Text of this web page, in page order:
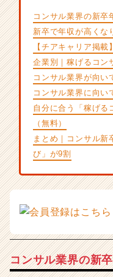
が
届
く
就
活
サ
イ
ト
ア
キ
リ
h
e
C
コンサル業界の新卒
新卒で年収が高くな
【チアキャリア掲
企業別｜稼げるコン
コンサル業界が向い
コンサル業界に向い
自分に合う「稼げる
（無料）
まとめ｜コンサル新
び」が9割
コンサル業界の新